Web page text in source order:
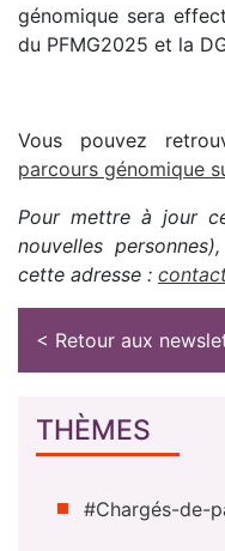
génomique sera
du PFMG2025 et la
Vous pouvez
parcours génomique
Pour mettre à jour
nouvelles
cette adresse :
< Retour aux
THÈMES
#Chargés-de-